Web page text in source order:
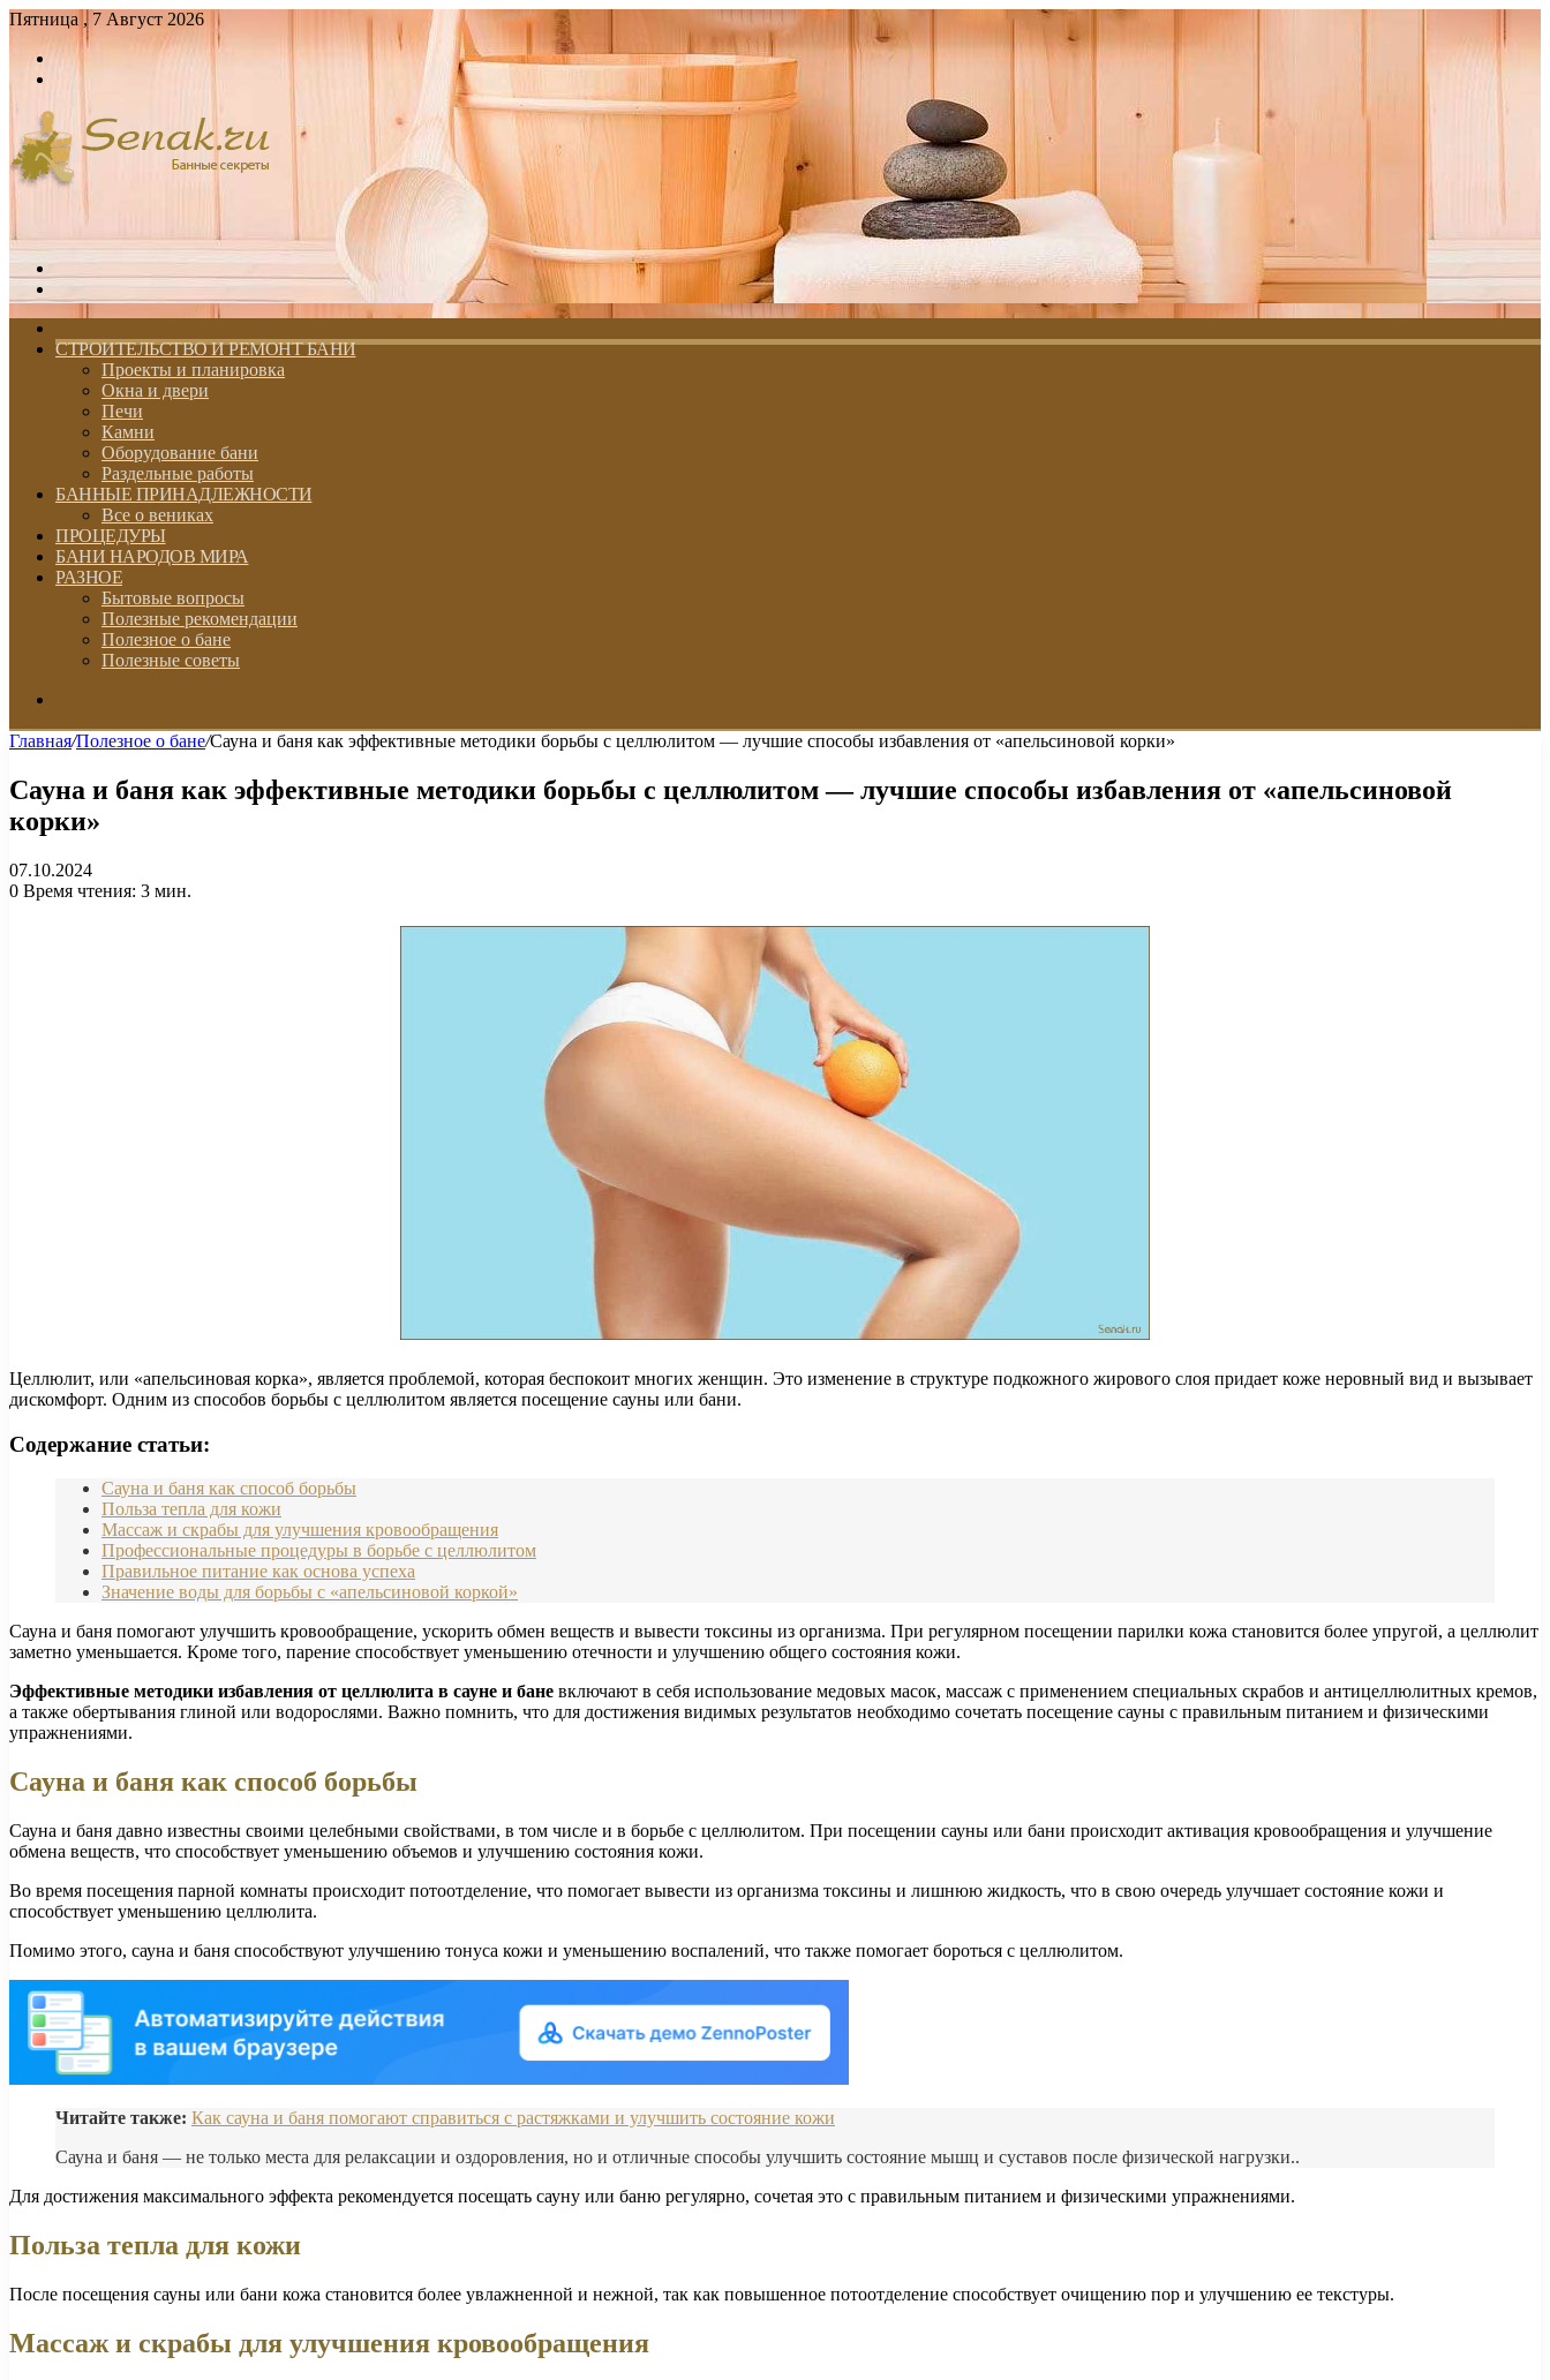
Пятница , 7 Август 2026
Войти
skin
СТРОИТЕЛЬСТВО И РЕМОНТ БАНИ
Проекты и планировка
Окна и двери
Печи
Камни
Оборудование бани
Раздельные работы
БАННЫЕ ПРИНАДЛЕЖНОСТИ
Все о вениках
ПРОЦЕДУРЫ
БАНИ НАРОДОВ МИРА
РАЗНОЕ
Бытовые вопросы
Полезные рекомендации
Полезное о бане
Полезные советы
Главная/Полезное о бане/Сауна и баня как эффективные методики борьбы с целлюлитом — лучшие способы избавления от «апельсиновой корки»
Сауна и баня как эффективные методики борьбы с целлюлитом — лучшие способы избавления от «апельсиновой
корки»
07.10.2024
0 Время чтения: 3 мин.
Целлюлит, или «апельсиновая корка», является проблемой, которая беспокоит многих женщин. Это изменение в структуре подкожного жирового слоя придает коже неровный вид и вызывает
дискомфорт. Одним из способов борьбы с целлюлитом является посещение сауны или бани.
Содержание статьи:
Сауна и баня как способ борьбы
Польза тепла для кожи
Массаж и скрабы для улучшения кровообращения
Профессиональные процедуры в борьбе с целлюлитом
Правильное питание как основа успеха
Значение воды для борьбы с «апельсиновой коркой»
Сауна и баня помогают улучшить кровообращение, ускорить обмен веществ и вывести токсины из организма. При регулярном посещении парилки кожа становится более упругой, а целлюлит
заметно уменьшается. Кроме того, парение способствует уменьшению отечности и улучшению общего состояния кожи.
Эффективные методики избавления от целлюлита в сауне и бане включают в себя использование медовых масок, массаж с применением специальных скрабов и антицеллюлитных кремов,
а также обертывания глиной или водорослями. Важно помнить, что для достижения видимых результатов необходимо сочетать посещение сауны с правильным питанием и физическими
упражнениями.
Сауна и баня как способ борьбы
Сауна и баня давно известны своими целебными свойствами, в том числе и в борьбе с целлюлитом. При посещении сауны или бани происходит активация кровообращения и улучшение
обмена веществ, что способствует уменьшению объемов и улучшению состояния кожи.
Во время посещения парной комнаты происходит потоотделение, что помогает вывести из организма токсины и лишнюю жидкость, что в свою очередь улучшает состояние кожи и
способствует уменьшению целлюлита.
Помимо этого, сауна и баня способствуют улучшению тонуса кожи и уменьшению воспалений, что также помогает бороться с целлюлитом.
Читайте также: Как сауна и баня помогают справиться с растяжками и улучшить состояние кожи
Сауна и баня — не только места для релаксации и оздоровления, но и отличные способы улучшить состояние мышц и суставов после физической нагрузки..
Для достижения максимального эффекта рекомендуется посещать сауну или баню регулярно, сочетая это с правильным питанием и физическими упражнениями.
Польза тепла для кожи
После посещения сауны или бани кожа становится более увлажненной и нежной, так как повышенное потоотделение способствует очищению пор и улучшению ее текстуры.
Массаж и скрабы для улучшения кровообращения